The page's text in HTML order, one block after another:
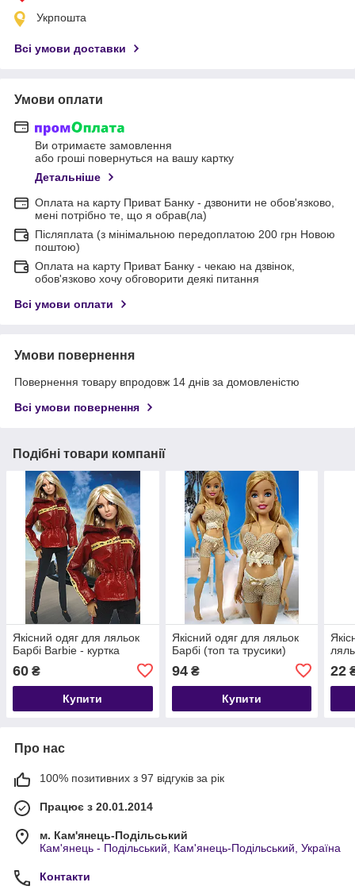
Укрпошта
Всі умови доставки
Умови оплати
Ви отримаєте замовлення
або гроші повернуться на вашу картку
Детальніше
Оплата на карту Приват Банку - дзвонити не обов'язково,
мені потрібно те, що я обрав(ла)
Післяплата (з мінімальною передоплатою 200 грн Новою
поштою)
Оплата на карту Приват Банку - чекаю на дзвінок,
обов'язково хочу обговорити деякі питання
Всі умови оплати
Умови повернення
Повернення товару впродовж 14 днів за домовленістю
Всі умови повернення
Подібні товари компанії
Якісний одяг для ляльок
Барбі Barbie - куртка
60 ₴
Купити
Якісний одяг для ляльок
Барбі (топ та трусики)
94₴
Купити
22
Про нас
100% позитивних з 97 відгуків за рік
Працює з 20.01.2014
м. Кам'янець-Подільський
Кам'янець - Подільський, Кам'янець-Подільський, Україна
Контакти